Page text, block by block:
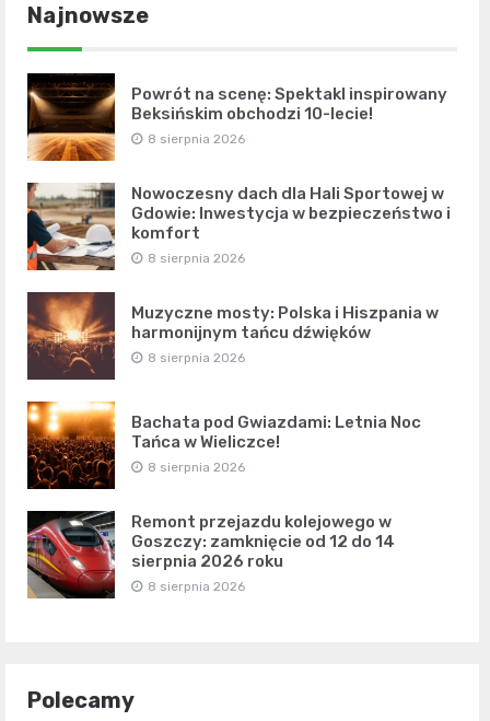
Najnowsze
Powrót na scenę: Spektakl inspirowany
Beksińskim obchodzi 10-lecie!
8 sierpnia 2026
Nowoczesny dach dla Hali Sportowej w
Gdowie: Inwestycja w bezpieczeństwo i
komfort
8 sierpnia 2026
Muzyczne mosty: Polska i Hiszpania w
harmonijnym tańcu dźwięków
8 sierpnia 2026
Bachata pod Gwiazdami: Letnia Noc
Tańca w Wieliczce!
8 sierpnia 2026
Remont przejazdu kolejowego w
Goszczy: zamknięcie od 12 do 14
sierpnia 2026 roku
8 sierpnia 2026
Polecamy